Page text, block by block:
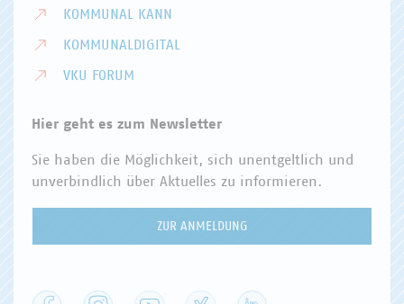
KOMMUNAL KANN
KOMMUNALDIGITAL
VKU FORUM
Hier geht es zum Newsletter
Sie haben die Möglichkeit, sich unentgeltlich und
unverbindlich über Aktuelles zu informieren.
ZUR ANMELDUNG
Facebook Instagram YouTube